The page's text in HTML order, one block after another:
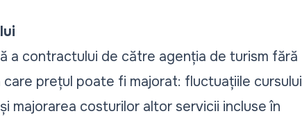
a contractului de către agenția de turism fără
prețul poate fi majorat: fluctuațiile cursului
majorarea costurilor altor servicii incluse în